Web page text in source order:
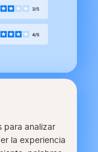
para analizar
la experiencia